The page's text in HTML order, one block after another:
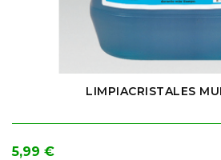
LIMPIACRISTALES
Precio
5,99 €